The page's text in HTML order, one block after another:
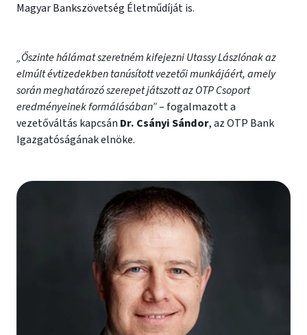
Magyar Bankszövetség Életműdíját is.
„Őszinte hálámat szeretném kifejezni Utassy Lászlónak az
elmúlt évtizedekben tanúsított vezetői munkájáért, amely
során meghatározó szerepet játszott az OTP Csoport
eredményeinek formálásában”– fogalmazott a
vezetőváltás kapcsán Dr. Csányi Sándor, az OTP Bank
Igazgatóságának elnöke.